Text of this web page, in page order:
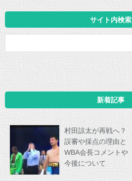
サイト内検索
新着記事
村田諒太が再戦へ？
誤審や採点の理由と
WBA会長コメントや
今後について